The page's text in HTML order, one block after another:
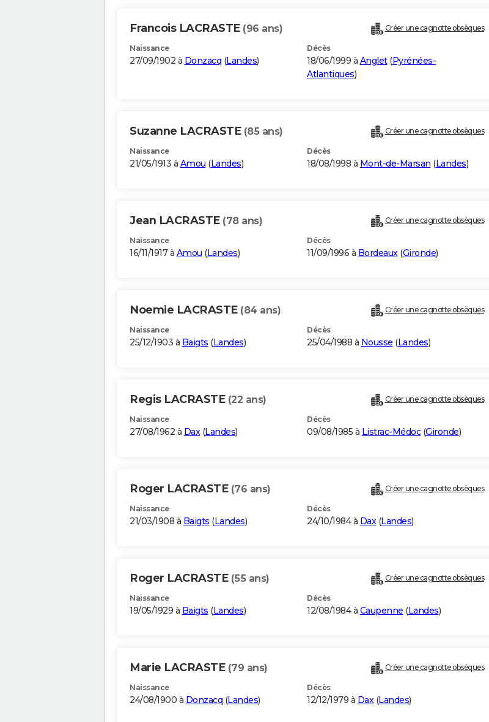
Francois LACRASTE (96 ans) Créer une cagnotte obsèques
Naissance
27/09/1902 à Donzacq (Landes)
Décès
18/06/1999 à Anglet(Pyrénées-
Atlantiques)
Suzanne LACRASTE (85 ans) Créer une cagnotte obsèques
Naissance
21/05/1913 à Amou (Landes)
Décès
18/08/1998 à Mont-de-Marsan (Landes)
Jean LACRASTE (78 ans) Créer une cagnotte obsèques
Naissance
16/11/1917 à Amou (Landes)
Décès
11/09/1996 à Bordeaux(Gironde)
Noemie LACRASTE (84 ans) Créer une cagnotte obsèques
Naissance
25/12/1903 à Baigts (Landes)
Décès
25/04/1988 à Nousse (Landes)
Regis LACRASTE (22 ans) Créer une cagnotte obsèques
Naissance
27/08/1962 à Dax(Landes)
Décès
09/08/1985 à Listrac-Médoc(Gironde)
Roger LACRASTE (76 ans) Créer une cagnotte obsèques
Naissance
21/03/1908 à Baigts (Landes)
Décès
24/10/1984 à Dax(Landes)
Roger LACRASTE (55 ans) Créer une cagnotte obsèques
Naissance
19/05/1929 à Baigts (Landes)
Décès
12/08/1984 à Caupenne (Landes)
Marie LACRASTE (79 ans) Créer une cagnotte obsèques
Naissance
24/08/1900 à Donzacq (Landes)
Décès
12/12/1979 à Dax(Landes)